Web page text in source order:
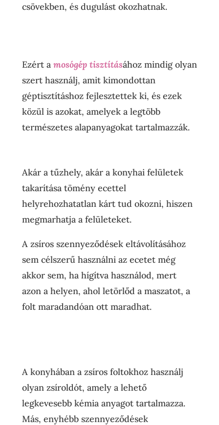
csövekben, és dugulást okozhatnak.
Ezért amosógép tisztításához mindig olyan
szert használj, amit kimondottan
géptisztításhoz fejlesztettek ki, és ezek
közül is azokat, amelyek a legtöbb
természetes alapanyagokat tartalmazzák.
Akár a tűzhely, akár a konyhai felületek
takarítása tömény ecettel
helyrehozhatatlan kárt tud okozni, hiszen
megmarhatja a felületeket.
A zsíros szennyeződések eltávolításához
sem célszerű használni az ecetet még
akkor sem, ha hígítva használod, mert
azon a helyen, ahol letörlőd a maszatot, a
folt maradandóan ott maradhat.
A konyhában a zsíros foltokhoz használj
olyan zsíroldót, amely a lehető
legkevesebb kémia anyagot tartalmazza.
Más, enyhébb szennyeződések